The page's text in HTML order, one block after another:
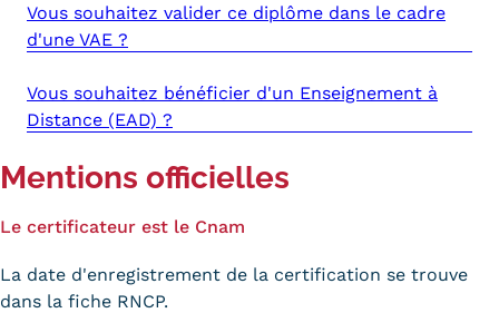
Enseignement à distance
Validation des Acquis de
Validation des études
supérieures (VES)
Validation des acquis
Vous souhaitez valider ce diplôme dans le cadre
d'une VAE ?
Vous souhaitez bénéficier d'un Enseignement à
Distance (EAD) ?
Mentions officielles
Le certificateur est le Cnam
La date d'enregistrement de la certification se trouve
dans la fiche RNCP.